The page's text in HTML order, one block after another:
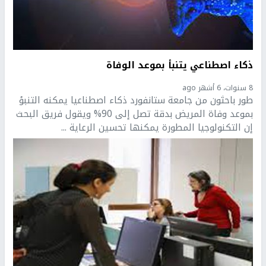
ذكاء اصطناعي يتنبأ بموعد الوفاة
8 سنوات، 6 أشهر ago
طور باحثون من جامعة ستانفورد ذكاء اصطناعيا يمكنه التنبؤ
بموعد وفاة المريض بدقة تصل إلى 90% ويقول فريق البحث
إن التكنولوجيا المطورة يمكنها تحسين الرعاية ...